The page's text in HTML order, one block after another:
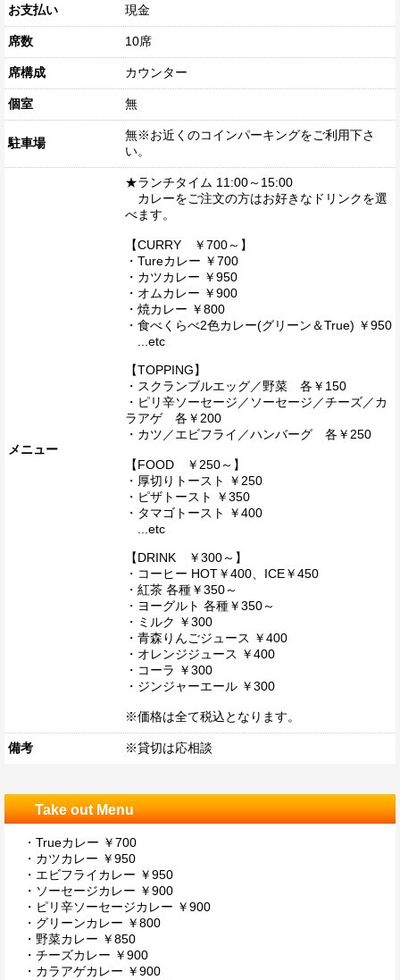
お支払い 現金
席数 10席
席構成 カウンター
個室 無
駐車場
無※お近くのコインパーキングをご利用下さ
い。
メニュー
★ランチタイム 11:00～15:00
カレーをご注文の方はお好きなドリンクを選
べます。
【CURRY ￥700～】
・Tureカレー ￥700
・カツカレー ￥950
・オムカレー ￥900
・焼カレー ￥800
・食べくらべ2色カレー(グリーン＆True) ￥950
...etc
【TOPPING】
・スクランブルエッグ／野菜 各￥150
・ピリ辛ソーセージ／ソーセージ／チーズ／カ
ラアゲ 各￥200
・カツ／エビフライ／ハンバーグ 各￥250
【FOOD ￥250～】
・厚切りトースト ￥250
・ピザトースト ￥350
・タマゴトースト ￥400
...etc
【DRINK ￥300～】
・コーヒー HOT￥400、ICE￥450
・紅茶 各種￥350～
・ヨーグルト 各種￥350～
・ミルク ￥300
・青森りんごジュース ￥400
・オレンジジュース ￥400
・コーラ ￥300
・ジンジャーエール ￥300
※価格は全て税込となります。
備考 ※貸切は応相談
Take out Menu
・Trueカレー ￥700
・カツカレー ￥950
・エビフライカレー ￥950
・ソーセージカレー ￥900
・ピリ辛ソーセージカレー ￥900
・グリーンカレー ￥800
・野菜カレー ￥850
・チーズカレー ￥900
・カラアゲカレー ￥900